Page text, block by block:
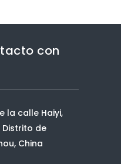
con
la calle Haiyi,
Distrito de
China